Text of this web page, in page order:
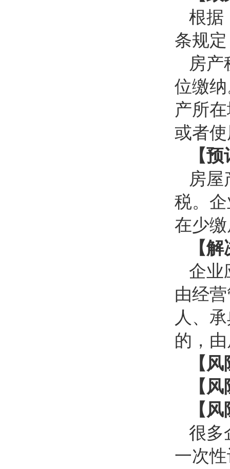
根据
条规
房产
位缴
产所
或者
【
房屋
税。
在少
【
企业
由经
人、
的，
【
【
【
很多
一次